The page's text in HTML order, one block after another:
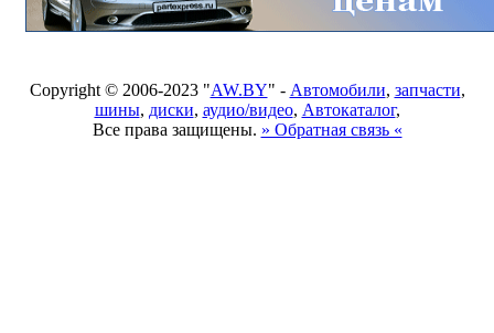
Copyright © 2006-2023 "AW.BY" - Автомобили, запчасти,
шины, диски, аудио/видео, Автокаталог,
Все права защищены. » Обратная связь «